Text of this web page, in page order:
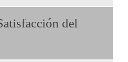
del